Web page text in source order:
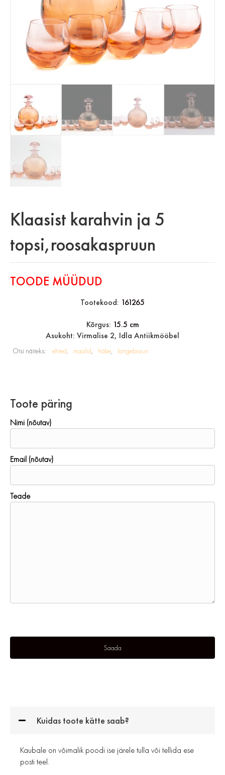
Klaasist karahvin ja 5
topsi,roosakaspruun
TOODE MÜÜDUD
Tootekood: 161265
Kõrgus: 15.5 cm
Asukoht: Virmalise 2, Idla Antiikmööbel
Otsi näiteks: ehted maalid hõbe langebraun
Toote päring
Nimi (nõutav)
Email (nõutav)
Teade
Kuidas toote kätte saab?
Kaubale on võimalik poodi ise järele tulla või tellida ese
posti teel.